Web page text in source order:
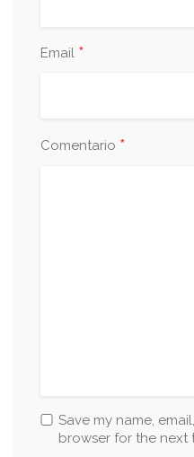
Email *
Comentario *
Save my name,
browser for the next